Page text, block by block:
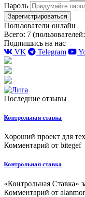
Пароль
Зарегистрироваться
Пользователи онлайн
Всего: 7
Подпишись на нас
VK
Telegram
Последние отзывы
Контрольная ставка
Хороший проект для
Комментарий от bitegef
Контрольная ставка
«Контрольная Ставка»
Комментарий от